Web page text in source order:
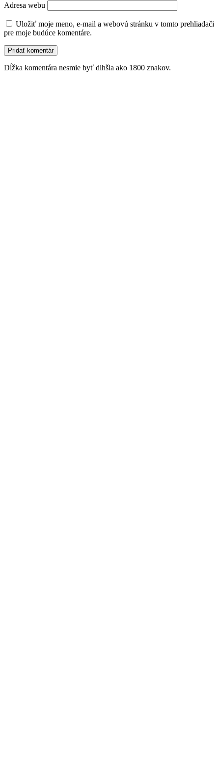
Adresa webu
Uložiť moje meno, e-mail a webovú stránku v tomto prehliadači
pre moje budúce komentáre.
Dĺžka komentára nesmie byť dlhšia ako 1800 znakov.